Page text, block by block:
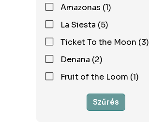
Amazonas (1)
La Siesta (5)
Ticket To the Moon (3)
Denana (2)
Fruit of the Loom (1)
Szűrés